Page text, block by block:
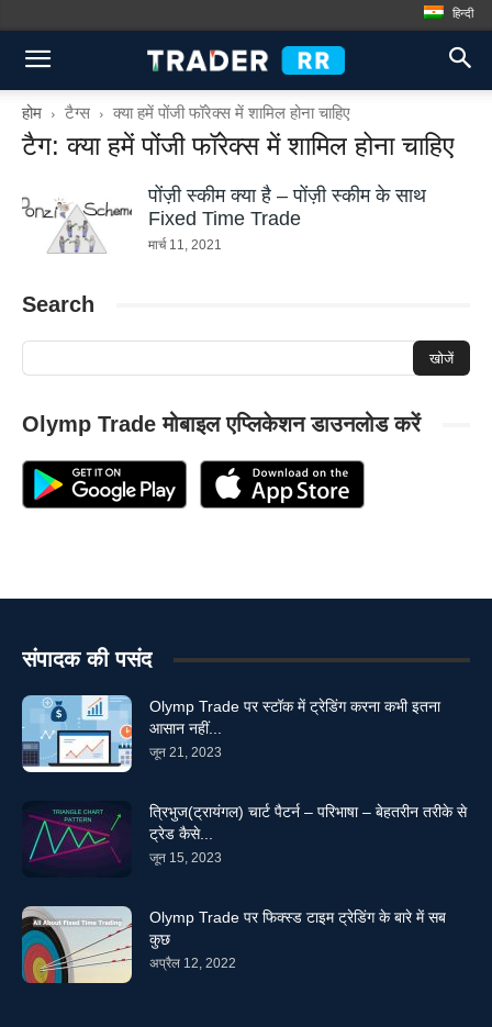
हिन्दी
होम टैग्स क्या हमें पोंजी फॉरेक्स में शामिल होना चाहिए
टैग: क्या हमें पोंजी फॉरेक्स में शामिल होना चाहिए
पोंज़ी स्कीम क्या है – पोंज़ी स्कीम के साथ
Fixed Time Trade
मार्च 11, 2021
Search
Olymp Trade मोबाइल एप्लिकेशन डाउनलोड करें
संपादक की पसंद
Olymp Trade पर स्टॉक में ट्रेडिंग करना कभी इतना
आसान नहीं...
जून 21, 2023
त्रिभुज(ट्रायंगल) चार्ट पैटर्न – परिभाषा – बेहतरीन तरीके से
ट्रेड कैसे...
जून 15, 2023
Olymp Trade पर फिक्स्ड टाइम ट्रेडिंग के बारे में सब
कुछ
अप्रैल 12, 2022